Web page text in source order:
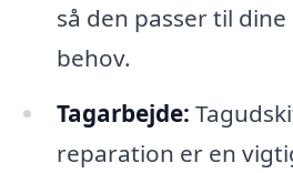
så den passer til
behov.
Tagarbejde:
reparation er en